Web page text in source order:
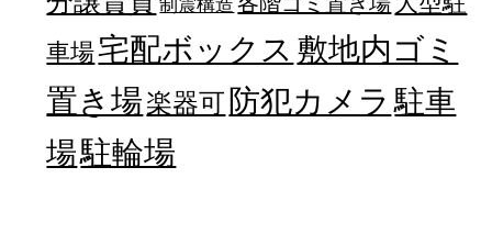
車場宅配ボックス 敷地内ゴミ
置き場楽器可防犯カメラ 駐車
場駐輪場